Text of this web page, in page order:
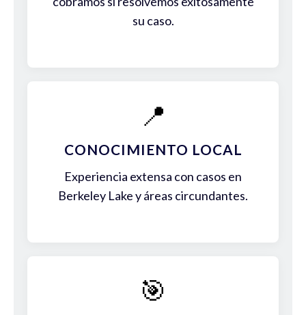
su caso.
📍
CONOCIMIENTO LOCAL
Experiencia extensa con casos en
Berkeley Lake y áreas circundantes.
🎯